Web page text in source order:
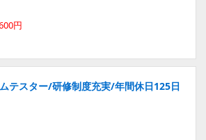
円
テスター/研修制度充実/年間休日125日